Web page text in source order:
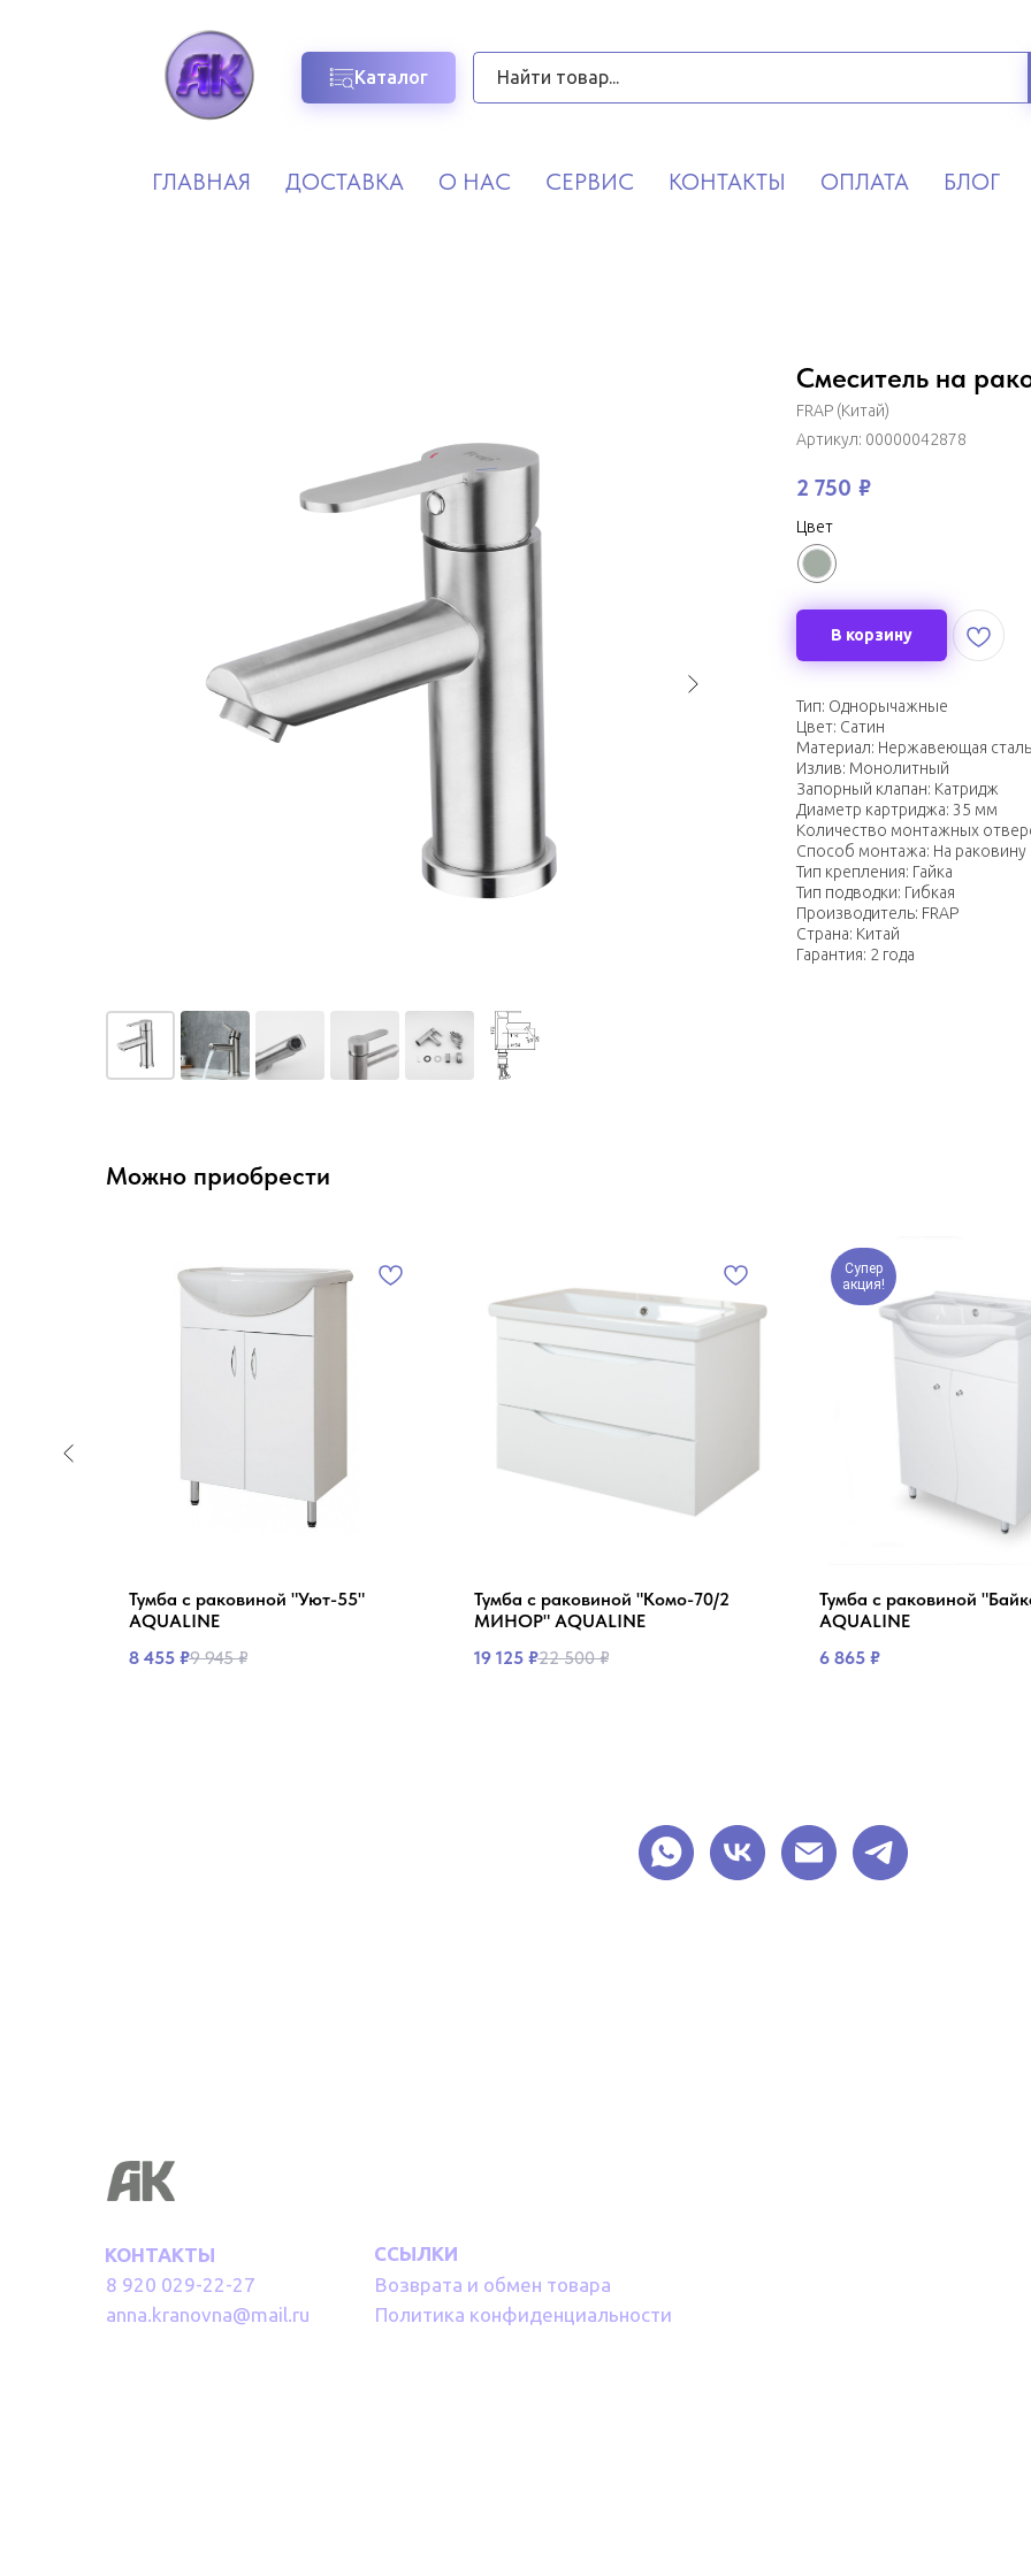
Каталог
ГЛАВНАЯ ДОСТАВКА О НАС СЕРВИС КОНТАКТЫ ОПЛАТА БЛОГ
Смеситель на
FRAP (Китай)
Артикул: 00000042878
2 750 ₽
Цвет
В корзину
Тип: Однорычажные
Цвет: Сатин
Материал: Нержавеющая сталь
Излив: Монолитный
Запорный клапан: Катридж
Диаметр картриджа: 35 мм
Количество монтажных
Способ монтажа: На раковину
Тип крепления: Гайка
Тип подводки: Гибкая
Производитель: FRAP
Страна: Китай
Гарантия: 2 года
Можно приобрести
Тумба с раковиной "Уют-55"
AQUALINE
8 455 ₽9 945 ₽
Тумба с раковиной "Комо-70/2
МИНОР" AQUALINE
19 125 ₽22 500 ₽
Супер
акция!
Тумба с раковиной
AQUALINE
6 865 ₽
КОНТАКТЫ
8 920 029-22-27
anna.kranovna@mail.ru
ССЫЛКИ
Возврата и обмен товара
Политика конфиденциальности